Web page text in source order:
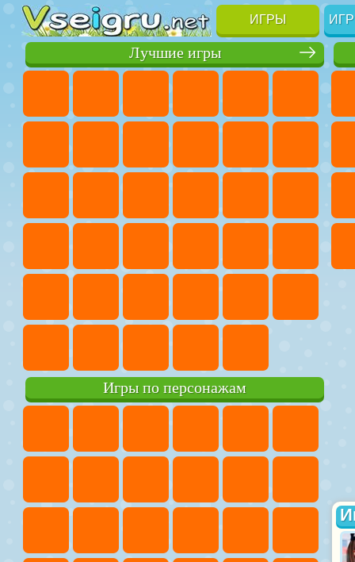
ИГРЫ
Лучшие игры
Игры по персонажам